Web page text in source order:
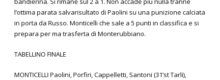
l’ottima parata salvarisultato di Paolini su una punizione calciata
in porta da Russo. Monticelli che sale a 5 punti in classifica e si
prepara per ma trasferta di Monterubbiano.
TABELLINO FINALE
MONTICELLI Paolini, Porfiri, Cappelletti, Santoni (31’st Tarli),